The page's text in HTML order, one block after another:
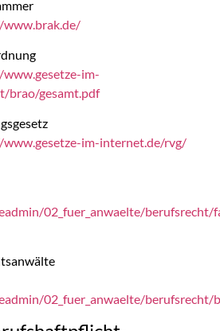
im-
brao/gesamt.pdf
im-internet.de/rvg/
02_fuer_anwaelte/berufsrecht/
02_fuer_anwaelte/berufsrecht/